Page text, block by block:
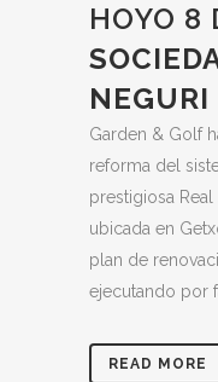
HOYO 8
NEGURI
Garden & Golf
reforma del
prestigiosa
ubicada en
plan de
ejecutando por
READ MORE